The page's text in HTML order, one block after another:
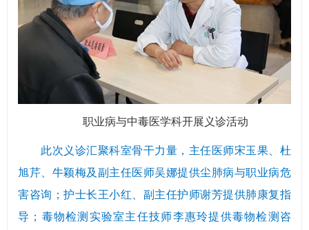
职业病与中毒医学科开展义诊活动
此次义诊汇聚科室骨干力量，主任医师宋玉果、杜
旭芹、牛颖梅及副主任医师吴娜提供尘肺病与职业病危
害咨询；护士长王小红、副主任护师谢芳提供肺康复指
导；毒物检测实验室主任技师李惠玲提供毒物检测咨